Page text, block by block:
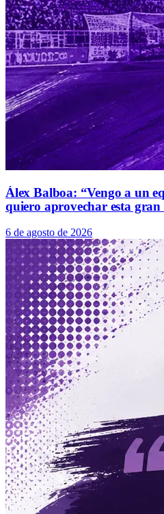
Álex Balboa: “Vengo a un
quiero aprovechar esta
6 de agosto de 2026